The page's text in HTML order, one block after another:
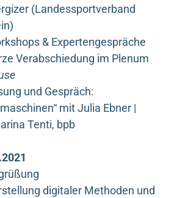
(Landessportverband
& Expertengespräche
Verabschiedung im Plenum
und Gespräch:
mit Julia Ebner |
Tenti, bpb
digitaler Methoden und